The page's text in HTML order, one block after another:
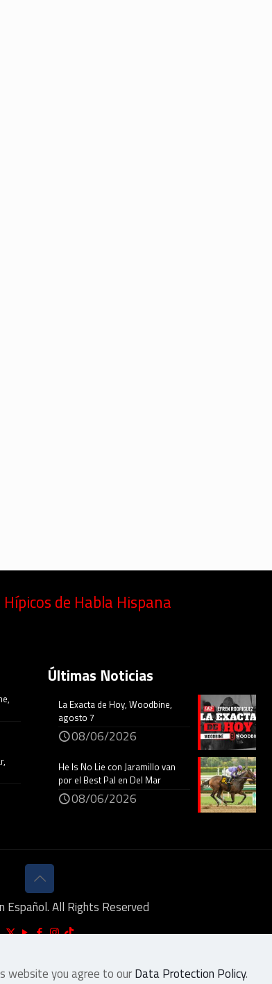
Hípicos de Habla Hispana
Últimas Noticias
La Exacta de Hoy, Woodbine,
agosto 7
08/06/2026
He Is No Lie con Jaramillo van
por el Best Pal en Del Mar
08/06/2026
Español. All Rights Reserved
website you agree to ourData Protection Policy.